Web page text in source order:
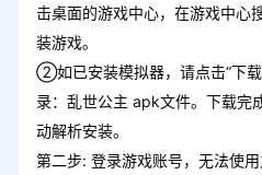
击桌面的游戏中心，在游戏中心
装游戏。
②如已安装模拟器，请点击“下
录：乱世公主 apk文件。下载完
动解析安装。
第二步: 登录游戏账号，无法使